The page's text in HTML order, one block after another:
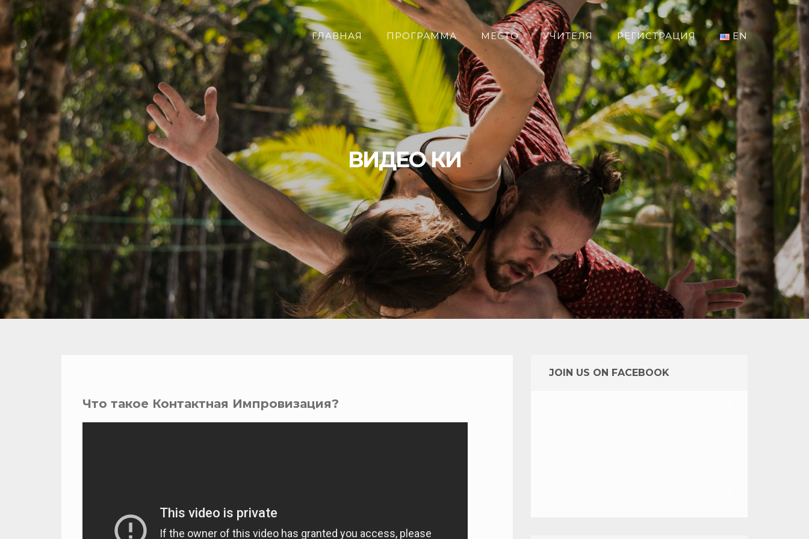
ГЛАВНАЯ ПРОГРАММА МЕСТО УЧИТЕЛЯ РЕГИСТРАЦИЯ EN
ВИДЕО КИ
Что такое Контактная Импровизация?
JOIN US ON FACEBOOK